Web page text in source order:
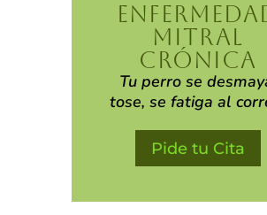
MITRAL
CRÓNICA
Tu perro se
tose, se fatiga al
Pide tu Cita